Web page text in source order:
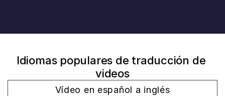
Idiomas populares de traducción de
videos
Vídeo en español a inglés